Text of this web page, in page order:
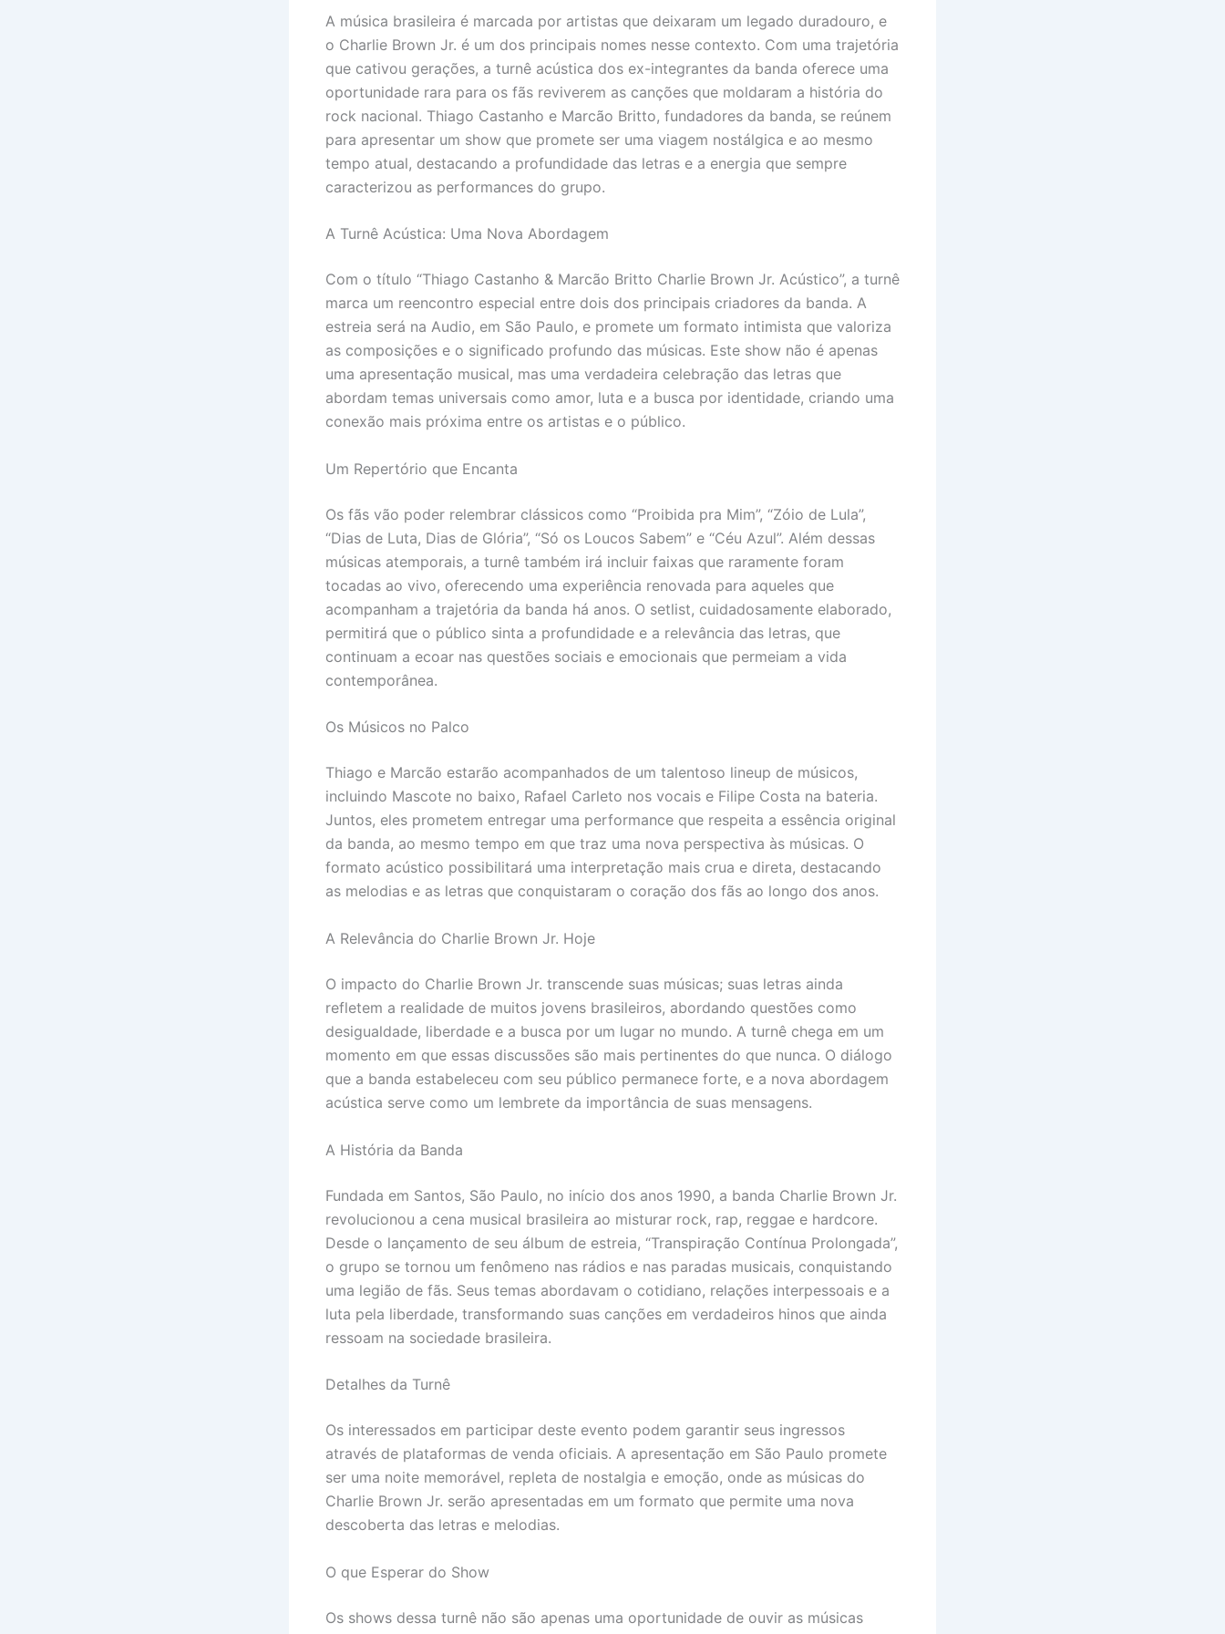
A música brasileira é marcada por artistas que deixaram um legado duradouro, e
o Charlie Brown Jr. é um dos principais nomes nesse contexto. Com uma trajetória
que cativou gerações, a turnê acústica dos ex-integrantes da banda oferece uma
oportunidade rara para os fãs reviverem as canções que moldaram a história do
rock nacional. Thiago Castanho e Marcão Britto, fundadores da banda, se reúnem
para apresentar um show que promete ser uma viagem nostálgica e ao mesmo
tempo atual, destacando a profundidade das letras e a energia que sempre
caracterizou as performances do grupo.
A Turnê Acústica: Uma Nova Abordagem
Com o título “Thiago Castanho & Marcão Britto Charlie Brown Jr. Acústico”, a turnê
marca um reencontro especial entre dois dos principais criadores da banda. A
estreia será na Audio, em São Paulo, e promete um formato intimista que valoriza
as composições e o significado profundo das músicas. Este show não é apenas
uma apresentação musical, mas uma verdadeira celebração das letras que
abordam temas universais como amor, luta e a busca por identidade, criando uma
conexão mais próxima entre os artistas e o público.
Um Repertório que Encanta
Os fãs vão poder relembrar clássicos como “Proibida pra Mim”, “Zóio de Lula”,
“Dias de Luta, Dias de Glória”, “Só os Loucos Sabem” e “Céu Azul”. Além dessas
músicas atemporais, a turnê também irá incluir faixas que raramente foram
tocadas ao vivo, oferecendo uma experiência renovada para aqueles que
acompanham a trajetória da banda há anos. O setlist, cuidadosamente elaborado,
permitirá que o público sinta a profundidade e a relevância das letras, que
continuam a ecoar nas questões sociais e emocionais que permeiam a vida
contemporânea.
Os Músicos no Palco
Thiago e Marcão estarão acompanhados de um talentoso lineup de músicos,
incluindo Mascote no baixo, Rafael Carleto nos vocais e Filipe Costa na bateria.
Juntos, eles prometem entregar uma performance que respeita a essência original
da banda, ao mesmo tempo em que traz uma nova perspectiva às músicas. O
formato acústico possibilitará uma interpretação mais crua e direta, destacando
as melodias e as letras que conquistaram o coração dos fãs ao longo dos anos.
A Relevância do Charlie Brown Jr. Hoje
O impacto do Charlie Brown Jr. transcende suas músicas; suas letras ainda
refletem a realidade de muitos jovens brasileiros, abordando questões como
desigualdade, liberdade e a busca por um lugar no mundo. A turnê chega em um
momento em que essas discussões são mais pertinentes do que nunca. O diálogo
que a banda estabeleceu com seu público permanece forte, e a nova abordagem
acústica serve como um lembrete da importância de suas mensagens.
A História da Banda
Fundada em Santos, São Paulo, no início dos anos 1990, a banda Charlie Brown Jr.
revolucionou a cena musical brasileira ao misturar rock, rap, reggae e hardcore.
Desde o lançamento de seu álbum de estreia, “Transpiração Contínua Prolongada”,
o grupo se tornou um fenômeno nas rádios e nas paradas musicais, conquistando
uma legião de fãs. Seus temas abordavam o cotidiano, relações interpessoais e a
luta pela liberdade, transformando suas canções em verdadeiros hinos que ainda
ressoam na sociedade brasileira.
Detalhes da Turnê
Os interessados em participar deste evento podem garantir seus ingressos
através de plataformas de venda oficiais. A apresentação em São Paulo promete
ser uma noite memorável, repleta de nostalgia e emoção, onde as músicas do
Charlie Brown Jr. serão apresentadas em um formato que permite uma nova
descoberta das letras e melodias.
O que Esperar do Show
Os shows dessa turnê não são apenas uma oportunidade de ouvir as músicas